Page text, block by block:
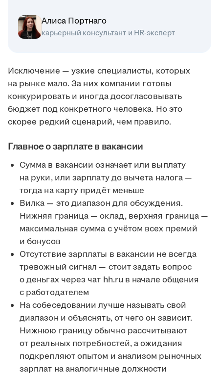
Алиса Портнаго
карьерный консультант и HR-эксперт
Исключение — узкие специалисты, которых
на рынке мало. За них компании готовы
конкурировать и иногда досогласовывать
бюджет под конкретного человека. Но это
скорее редкий сценарий, чем правило.
Главное о зарплате в вакансии
Сумма в вакансии означает или выплату
на руки, или зарплату до вычета налога —
тогда на карту придёт меньше
Вилка — это диапазон для обсуждения.
Нижняя граница — оклад, верхняя граница —
максимальная сумма с учётом всех премий
и бонусов
Отсутствие зарплаты в вакансии не всегда
тревожный сигнал — стоит задать вопрос
о деньгах через чат hh.ru в начале общения
с работодателем
На собеседовании лучше называть свой
диапазон и объяснять, от чего он зависит.
Нижнюю границу обычно рассчитывают
от реальных потребностей, а ожидания
подкрепляют опытом и анализом рыночных
зарплат на аналогичные должности